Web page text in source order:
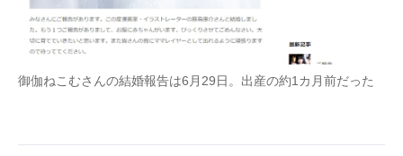
御伽ねこむさんの結婚報告は6月29日。出産の約1カ月前だった